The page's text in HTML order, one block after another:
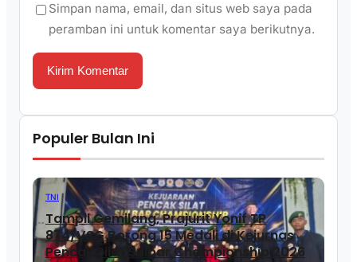
Simpan nama, email, dan situs web saya pada
peramban ini untuk komentar saya berikutnya.
Populer Bulan Ini
TNI
Tampil Gemilang, Prajurit Yonif TP
874/VSG Borong 15 Medali di Kejurnas
Pencak Silat Sulbar Championship 2026